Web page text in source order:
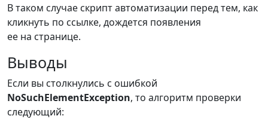
В таком случае скрипт автоматизации перед тем, как
кликнуть по ссылке, дождется появления
ее на странице.
Выводы
Если вы столкнулись с ошибкой
NoSuchElementException, то алгоритм проверки
следующий: